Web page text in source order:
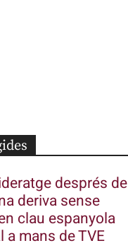
després de
deriva sense
clau espanyola
a mans de TVE